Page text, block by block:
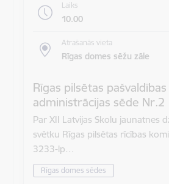
Laiks
10.00
Atrašanās vieta
Rīgas domes sēžu zāle
Rīgas pilsētas
administrācijas sēde Nr.2
Par XII Latvijas Skolu jaunatnes
svētku Rīgas pilsētas rīcības
3233-lp…
Rīgas domes sēdes